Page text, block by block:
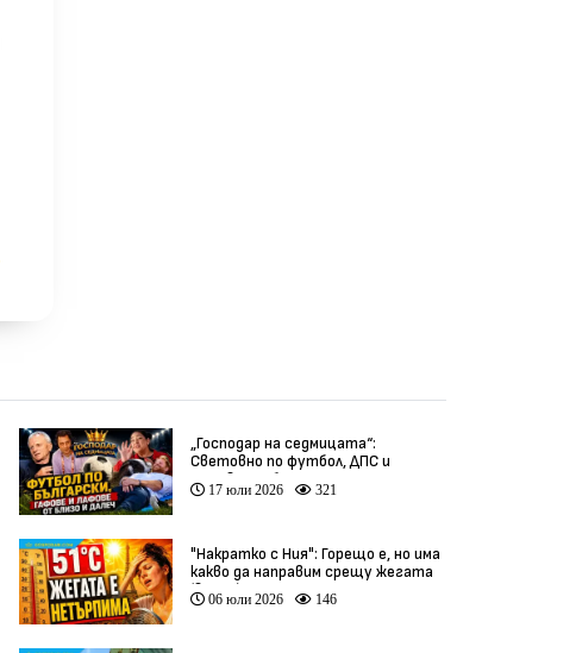
„Господар на седмицата“:
Световно по футбол, ДПС и
гафове от близо и далеч
17 юли 2026 321
"Накратко с Ния": Горещо е, но има
какво да направим срещу жегата
(видео)
06 юли 2026 146